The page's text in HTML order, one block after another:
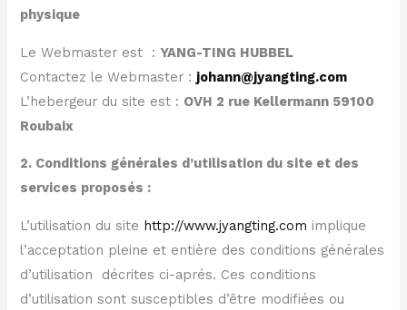
physique
Le Webmaster est : YANG-TING HUBBEL
Contactez le Webmaster : johann@jyangting.com
L’hebergeur du site est : OVH 2 rue Kellermann 59100
Roubaix
2. Conditions générales d’utilisation du site et des
services proposés :
L’utilisation du site http://www.jyangting.com implique
l’acceptation pleine et entière des conditions générales
d’utilisation décrites ci-aprés. Ces conditions
d’utilisation sont susceptibles d’être modifiées ou